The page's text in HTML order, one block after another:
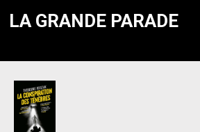
LA GRANDE PARADE